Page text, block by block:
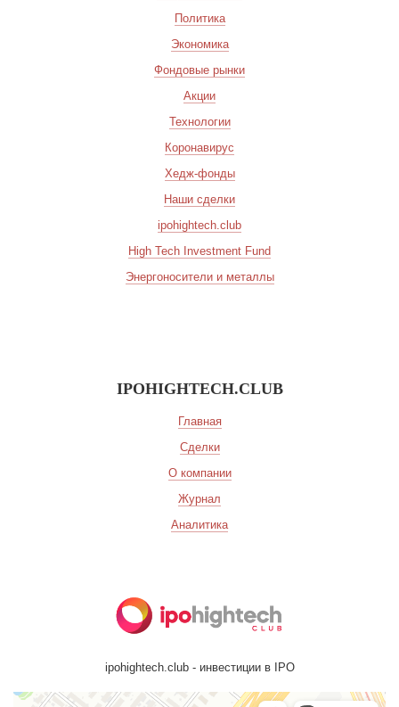
ipohightech.club - инвестиции в IPO
IPOHIGHTECH.CLUB
Главная
Сделки
О компании
Журнал
Аналитика
Политика
Экономика
Фондовые рынки
Акции
Технологии
Коронавирус
Хедж-фонды
Наши сделки
ipohightech.club
High Tech Investment Fund
Энергоносители и металлы